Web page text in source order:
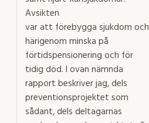
Avsikten
var att förebygga sjukdom och
härigenom minska på
förtidspensionering och för
tidig död. I ovan nämnda
rapport beskriver jag, dels
preventionsprojektet som
sådant, dels deltagarnas